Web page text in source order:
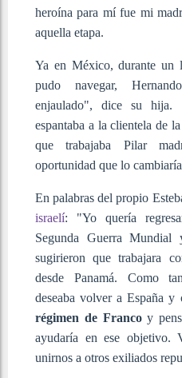
heroína para mí fue mi
aquella etapa.
Ya en México, durante un
pudo navegar,
enjaulado", dice su hija.
espantaba a la clientela de la
que trabajaba Pilar
oportunidad que lo
En palabras del propio
israelí: "Yo quería
Segunda Guerra
sugirieron que trabajara
desde Panamá. Como
deseaba volver a España
régimen de Francoy
ayudaría en ese objetivo.
unirnos a otros exiliados